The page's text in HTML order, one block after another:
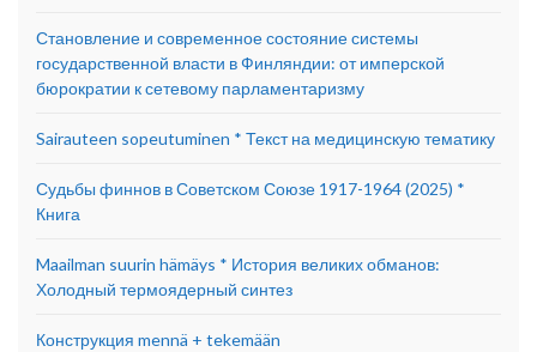
Становление и современное состояние системы
государственной власти в Финляндии: от имперской
бюрократии к сетевому парламентаризму
Sairauteen sopeutuminen * Текст на медицинскую тематику
Судьбы финнов в Советском Союзе 1917-1964 (2025) *
Книга
Maailman suurin hämäys * История великих обманов:
Холодный термоядерный синтез
Конструкция mennä + tekemään